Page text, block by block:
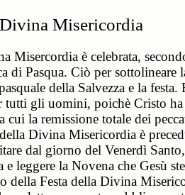
Misericordia
Misercordia è celebrata,
di Pasqua. Ciò per sottolineare
della Salvezza e la
tutti gli uomini, poichè Cristo ha
cui la remissione totale dei
Divina Misericordia è
dal giorno del Venerdì
leggere la Novena che Gesù
della Festa della Divina